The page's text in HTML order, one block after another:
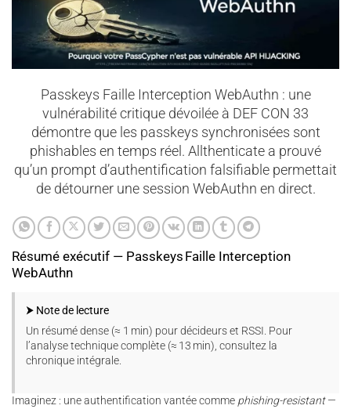
Passkeys Faille Interception WebAuthn : une
vulnérabilité critique dévoilée à DEF CON 33
démontre que les passkeys synchronisées sont
phishables en temps réel. Allthenticate a prouvé
qu’un prompt d’authentification falsifiable permettait
de détourner une session WebAuthn en direct.
Résumé exécutif — Passkeys Faille Interception
WebAuthn
⮞ Note de lecture
Un résumé dense (≈ 1 min) pour décideurs et RSSI. Pour
l’analyse technique complète (≈ 13 min), consultez la
chronique intégrale.
Imaginez : une authentification vantée comme phishing-resistant—